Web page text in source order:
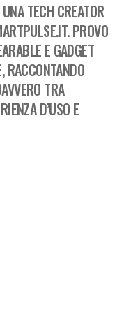
TECH CREATOR
PROVO
E GADGET
RACCONTANDO
TRA
D’USO E